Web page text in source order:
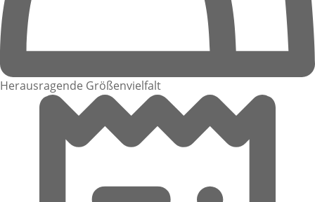
Herausragende Größenvielfalt